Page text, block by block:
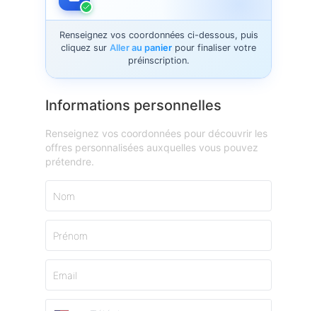
Renseignez vos coordonnées ci-dessous, puis
cliquez sur Aller au panier pour finaliser votre
préinscription.
Informations personnelles
Renseignez vos coordonnées pour découvrir les
offres personnalisées auxquelles vous pouvez
prétendre.
Nom
Prénom
Email